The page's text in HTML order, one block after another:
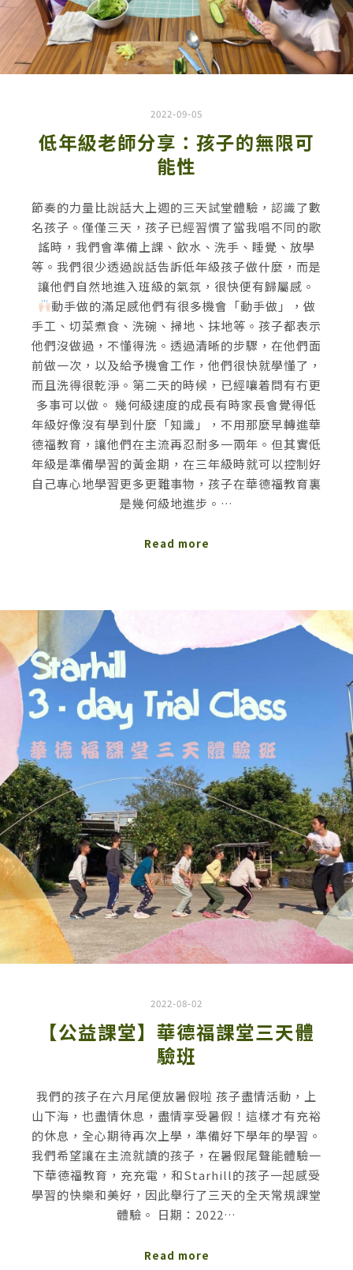
2022-09-05
低年級老師分享：孩子的無限可
能性
節奏的力量比說話大上週的三天試堂體驗，認識了數
名孩子。僅僅三天，孩子已經習慣了當我唱不同的歌
謠時，我們會準備上課、飲水、洗手、睡覺、放學
等。我們很少透過說話告訴低年級孩子做什麼，而是
讓他們自然地進入班級的氣氛，很快便有歸屬感。
動手做的滿足感他們有很多機會「動手做」，做
手工、切菜煮食、洗碗、掃地、抹地等。孩子都表示
他們沒做過，不懂得洗。透過清晰的步驟，在他們面
前做一次，以及給予機會工作，他們很快就學懂了，
而且洗得很乾淨。第二天的時候，已經嚷着問有冇更
多事可以做。 幾何級速度的成長有時家長會覺得低
年級好像沒有學到什麼「知識」，不用那麼早轉進華
德福教育，讓他們在主流再忍耐多一兩年。但其實低
年級是準備學習的黃金期，在三年級時就可以控制好
自己專心地學習更多更難事物，孩子在華德福教育裏
是幾何級地進步。…
Read more
2022-08-02
【公益課堂】華德福課堂三天體
驗班
我們的孩子在六月尾便放暑假啦 孩子盡情活動，上
山下海，也盡情休息，盡情享受暑假！這樣才有充裕
的休息，全心期待再次上學，準備好下學年的學習。
我們希望讓在主流就讀的孩子，在暑假尾聲能體驗一
下華德福教育，充充電，和Starhill的孩子一起感受
學習的快樂和美好，因此舉行了三天的全天常規課堂
體驗。 日期：2022…
Read more